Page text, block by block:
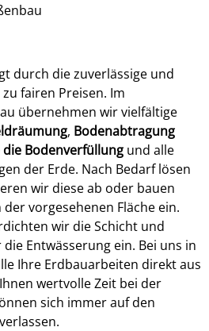
durch die zuverlässige und
fairen Preisen. Im
übernehmen wir vielfältige
, Bodenabtragung
Bodenverfüllung und alle
der Erde. Nach Bedarf lösen
wir diese ab oder bauen
vorgesehenen Fläche ein.
wir die Schicht und
Entwässerung ein. Bei uns in
Ihre Erdbauarbeiten direkt aus
wertvolle Zeit bei der
sich immer auf den